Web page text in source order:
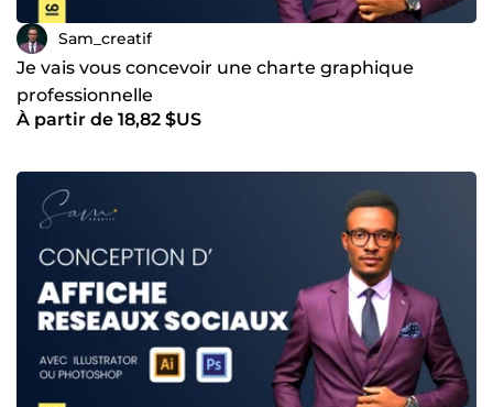
Sam_creatif
Je vais vous concevoir une charte graphique
professionnelle
À partir de 18,82 $US